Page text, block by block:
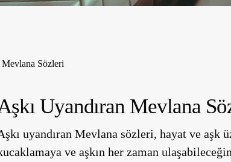
Mevlana Sözleri
Uyandıran Mevlana
uyandıran Mevlana sözleri, hayat ve
ve aşkın her zaman